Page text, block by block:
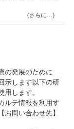
(さらに…)
の発展のために
示します以下の研
します。
ルテ情報を利用す
問い合わせ先】